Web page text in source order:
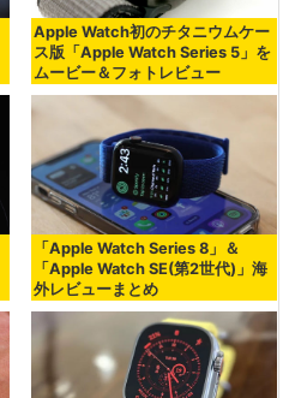
Apple Watch初のチタニウムケー
ス版「Apple Watch Series 5」を
ムービー＆フォトレビュー
「Apple Watch Series 8」＆
「Apple Watch SE(第2世代)」海
外レビューまとめ